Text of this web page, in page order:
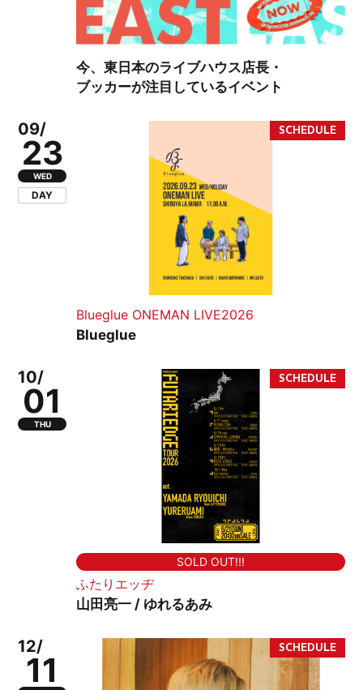
今、東日本のライブハウス店長・
ブッカーが注目しているイベント
09/
23
WED
DAY
Blueglue ONEMAN LIVE2026
Blueglue
10/
01
THU
SOLD OUT!!!
ふたりエッヂ
山田亮一 / ゆれるあみ
12/
11